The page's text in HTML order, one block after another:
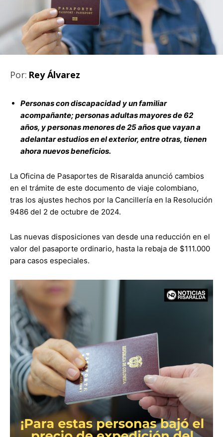
Por: Rey Álvarez
Personas con discapacidad y un familiar
acompañante; personas adultas mayores de 62
años, y personas menores de 25 años que vayan a
adelantar estudios en el exterior, entre otras, tienen
ahora nuevos beneficios.
La Oficina de Pasaportes de Risaralda anunció cambios
en el trámite de este documento de viaje colombiano,
tras los ajustes hechos por la Cancillería en la Resolución
9486 del 2 de octubre de 2024.
Las nuevas disposiciones van desde una reducción en el
valor del pasaporte ordinario, hasta la rebaja de $111.000
para casos especiales.